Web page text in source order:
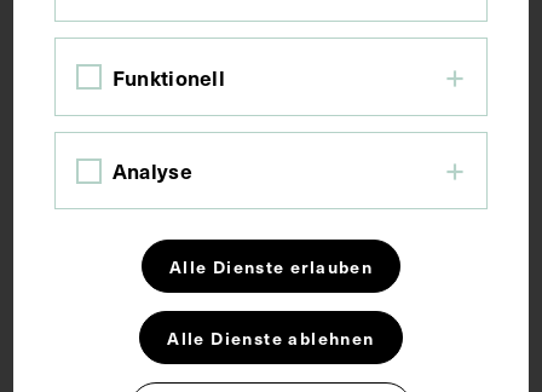
Funktionell
Analyse
Alle Dienste erlauben
Alle Dienste ablehnen